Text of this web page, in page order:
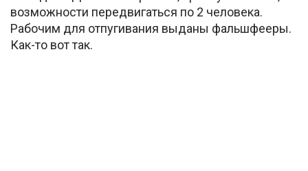
возможности передвигаться по 2 человека.
Рабочим для отпугивания выданы фальшфееры.
Как-то вот так.